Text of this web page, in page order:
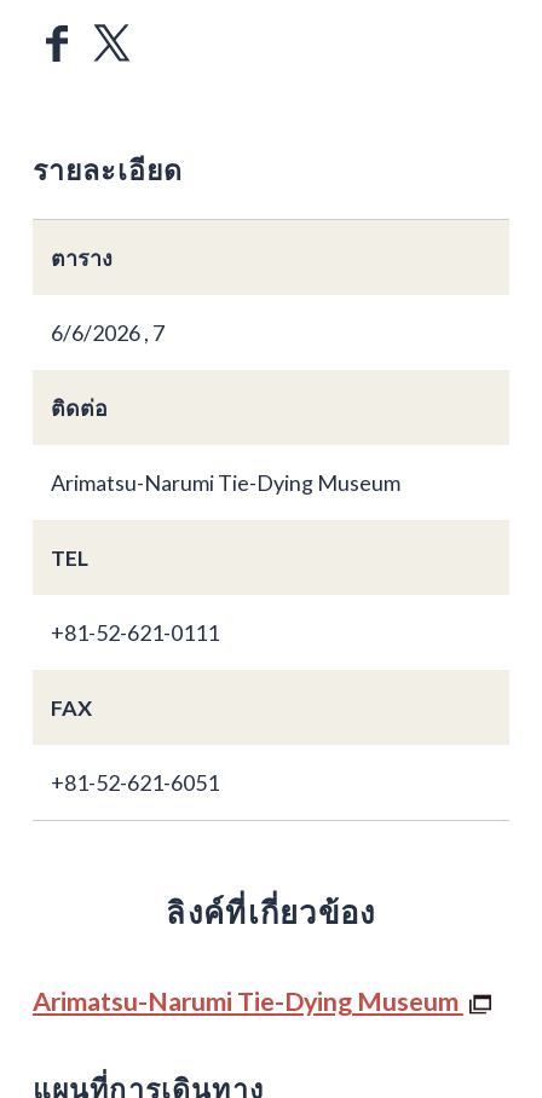
รายละเอียด
ตาราง
6/6/2026 , 7
ติดต่อ
Arimatsu-Narumi Tie-Dying Museum
TEL
+81-52-621-0111
FAX
+81-52-621-6051
ลิงค์ที่เกี่ยวข้อง
Arimatsu-Narumi Tie-Dying Museum
แผนที่การเดินทาง